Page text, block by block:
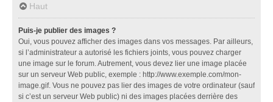
Haut
Puis-je publier des images ?
Oui, vous pouvez afficher des images dans vos messages. Par ailleurs,
si l’administrateur a autorisé les fichiers joints, vous pouvez charger
une image sur le forum. Autrement, vous devez lier une image placée
sur un serveur Web public, exemple : http://www.exemple.com/mon-
image.gif. Vous ne pouvez pas lier des images de votre ordinateur (sauf
si c’est un serveur Web public) ni des images placées derrière des